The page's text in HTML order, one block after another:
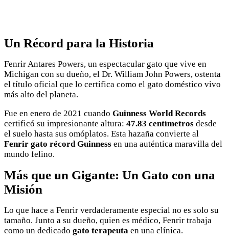
Un Récord para la Historia
Fenrir Antares Powers, un espectacular gato que vive en
Michigan con su dueño, el Dr. William John Powers, ostenta
el título oficial que lo certifica como el gato doméstico vivo
más alto del planeta.
Fue en enero de 2021 cuando Guinness World Records
certificó su impresionante altura: 47.83 centímetros desde
el suelo hasta sus omóplatos. Esta hazaña convierte al
Fenrir gato récord Guinness en una auténtica maravilla del
mundo felino.
Más que un Gigante: Un Gato con una
Misión
Lo que hace a Fenrir verdaderamente especial no es solo su
tamaño. Junto a su dueño, quien es médico, Fenrir trabaja
como un dedicado gato terapeuta en una clínica.